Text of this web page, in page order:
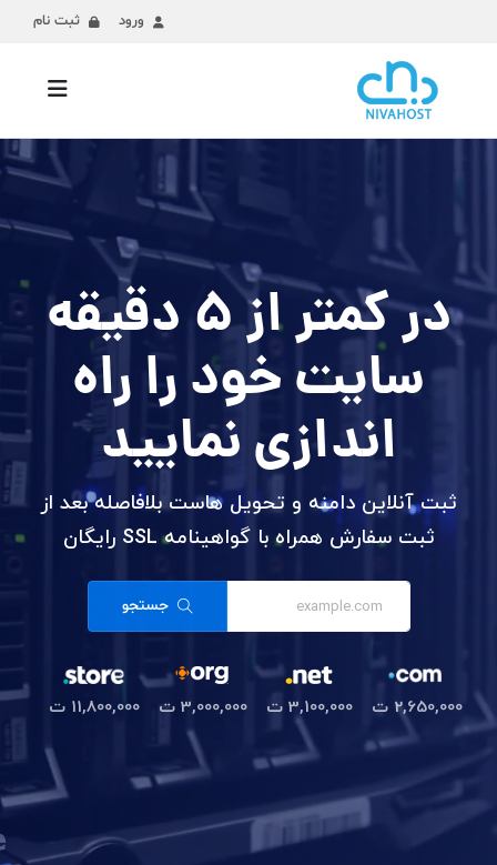
ورود ثبت نام
در کمتر از 5 دقیقه
سایت خود را راه
اندازی نمایید
ثبت آنلاین دامنه و تحویل هاست بلافاصله بعد از
ثبت سفارش همراه با گواهینامه SSL رایگان
جستجو
2,650,000 ت 3,100,000 ت 3,000,000 ت 11,800,000 ت